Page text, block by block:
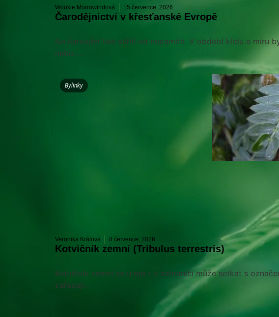
Wookie Morrowindová 15 července, 2026
Čarodějnictví v křesťanské Evropě
Na čarování lidé věřili od nepaměti. V období klidu a míru
nebo....
Bylinky
Veronika Králová 8 července, 2026
Kotvičník zemní (Tribulus terrestris)
Kotvičník zemní se u nás i v zahraníčí může setkat s
zařazují...